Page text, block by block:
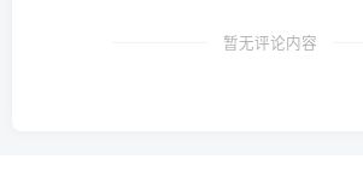
暂无评论内容